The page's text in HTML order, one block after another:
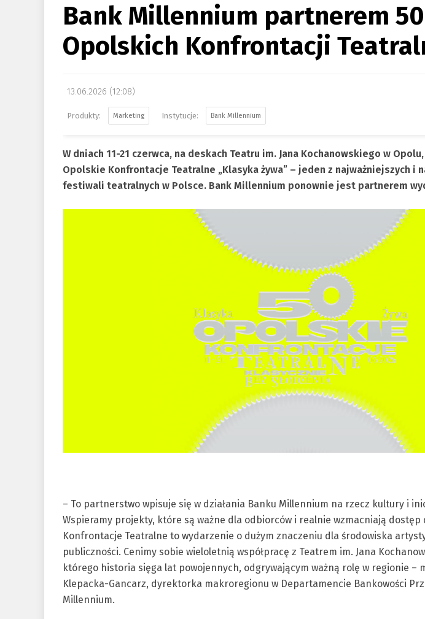
Bank Millennium partnerem
Opolskich Konfrontacji
13.06.2026 (12:08)
Marketing Bank Millennium
W dniach 11-21 czerwca, na deskach Teatru im. Jana Kochanowskiego w
Opolskie Konfrontacje Teatralne „Klasyka żywa” – jeden z najważniejszych i
festiwali teatralnych w Polsce. Bank Millennium ponownie jest partnerem
– To partnerstwo wpisuje się w działania Banku Millennium na rzecz kultury i
Wspieramy projekty, które są ważne dla odbiorców i realnie wzmacniają dostęp
Konfrontacje Teatralne to wydarzenie o dużym znaczeniu dla środowiska
publiczności. Cenimy sobie wieloletnią współpracę z Teatrem im. Jana
którego historia sięga lat powojennych, odgrywającym ważną rolę w regionie –
Klepacka-Gancarz, dyrektorka makroregionu w Departamencie Bankowości
Millennium.